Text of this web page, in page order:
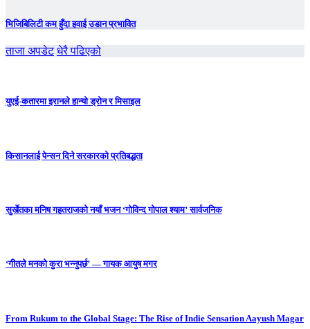
भिजिबिलिटी कम हुँदा हवाई उडान प्रभावित
ताजा अपडेट धेरै पढिएको
युएई-कतारमा इरानले हान्यो ड्रोन र मिसाइल
किसानलाई पेन्सन दिने सरकारको प्रतिबद्धता
सुर्खेतका मनिष गहतराजको नयाँ भजन ‘गोविन्द गोपाल श्याम’ सार्वजनिक
‘गीतले मनको कुरा भन्नुपर्छ’ — गायक आयुष मगर
From Rukum to the Global Stage: The Rise of Indie Sensation Aayush Magar